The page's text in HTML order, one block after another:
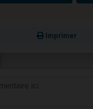
Imprimer